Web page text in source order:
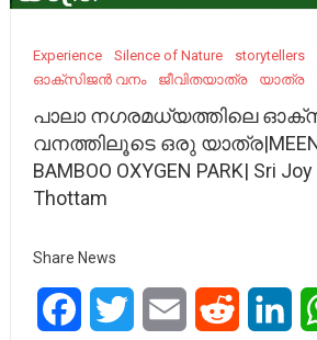
Experience Silence of Nature storytellers
ഓക്സിജൻ വനം
ജീവിതയാത്ര യാത്ര
പാലാ നഗരമധ്യത്തിലെ
വനത്തിലൂടെ ഒരു
BAMBOO OXYGEN PARK| Sri
Thottam
Share News
FacebookTwitter Email Reddit